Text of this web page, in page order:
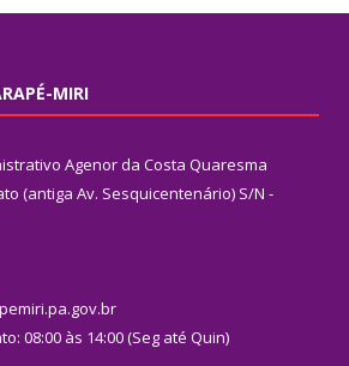
MIRI
Agenor da Costa Quaresma
(antiga Av. Sesquicentenário) S/N -
08:00 às 14:00 (Seg até Quin)